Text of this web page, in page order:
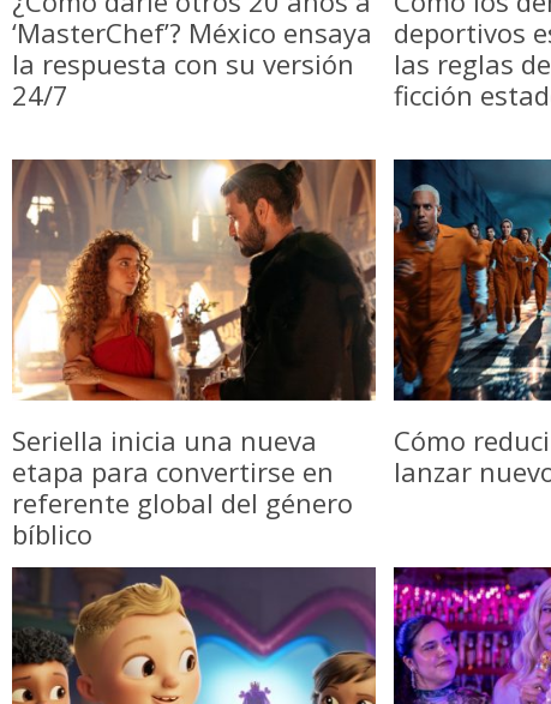
‘MasterChef’? México ensaya
la respuesta con su versión
24/7
deportivos
las reglas
ficción
Seriella inicia una nueva
etapa para convertirse en
referente global del género
bíblico
Cómo
lanzar